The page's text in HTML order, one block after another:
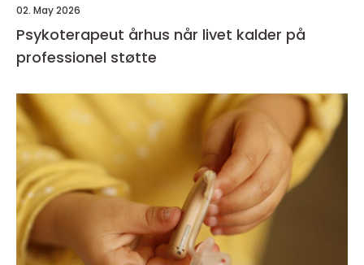
02. May 2026
Psykoterapeut århus når livet kalder på
professionel støtte